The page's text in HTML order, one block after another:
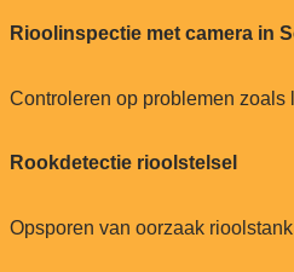
Rioolinspectie met camera in
Controleren op problemen zoals
Rookdetectie rioolstelsel
Opsporen van oorzaak